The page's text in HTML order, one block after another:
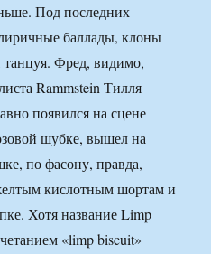
Под последних
баллады, клоны
Фред, видимо,
Rammstein Тилля
появился на сцене
шубке, вышел на
по фасону, правда,
кислотным шортам и
Хотя название Limp
«limp biscuit»